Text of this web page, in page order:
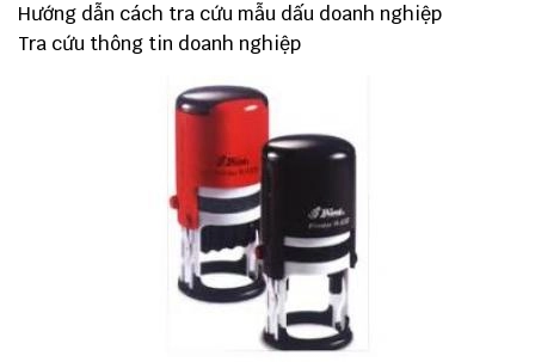
Hướng dẫn cách tra cứu mẫu dấu doanh nghiệp
Tra cứu thông tin doanh nghiệp